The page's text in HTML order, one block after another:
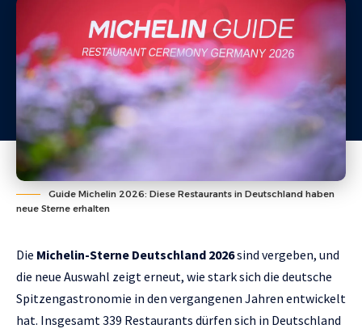
Guide Michelin 2026: Diese Restaurants in Deutschland haben
neue Sterne erhalten
Die Michelin-Sterne Deutschland 2026sind vergeben, und
die neue Auswahl zeigt erneut, wie stark sich die deutsche
Spitzengastronomie in den vergangenen Jahren entwickelt
hat. Insgesamt 339 Restaurants dürfen sich in Deutschland